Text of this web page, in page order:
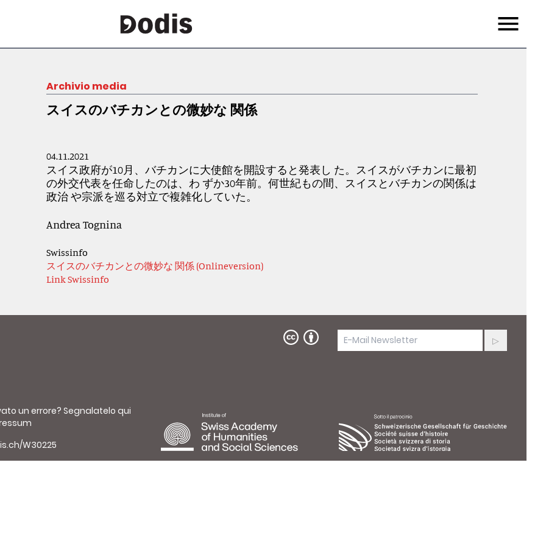
Menu
Archivio media
スイスのバチカンとの微妙な 関係
04.11.2021
スイス政府が10月、バチカンに大使館を開設すると発表し た。スイスがバチカンに最初
の外交代表を任命したのは、わ ずか30年前。何世紀もの間、スイスとバチカンの関係は
政治 や宗派を巡る対立で複雑化していた。
Andrea Tognina
Swissinfo
スイスのバチカンとの微妙な 関係 (Onlineversion)
Link Swissinfo
un errore?Segnalatelo qui
W30225